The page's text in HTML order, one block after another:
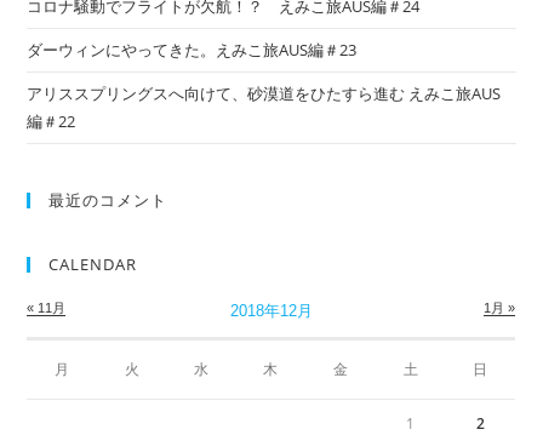
コロナ騒動でフライトが欠航！？ えみこ旅AUS編＃24
ダーウィンにやってきた。えみこ旅AUS編＃23
アリススプリングスへ向けて、砂漠道をひたすら進む えみこ旅AUS
編＃22
最近のコメント
CALENDAR
2018年12月
月 火 水 木 金 土 日
« 11月 1月 »
1 2